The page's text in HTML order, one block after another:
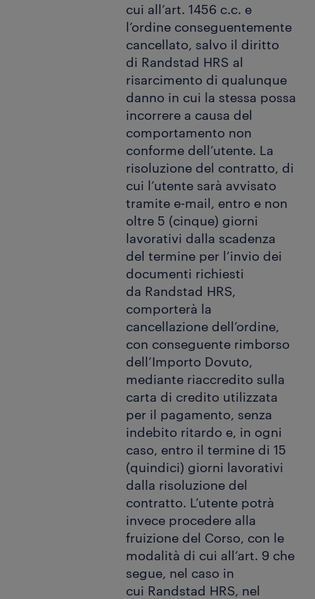
cui all’art. 1456 c.c. e
l’ordine conseguentemente
cancellato, salvo il diritto
di Randstad HRS al
risarcimento di qualunque
danno in cui la stessa possa
incorrere a causa del
comportamento non
conforme dell’utente. La
risoluzione del contratto, di
cui l’utente sarà avvisato
tramite e-mail, entro e non
oltre 5 (cinque) giorni
lavorativi dalla scadenza
del termine per l’invio dei
documenti richiesti
da Randstad HRS,
comporterà la
cancellazione dell’ordine,
con conseguente rimborso
dell’Importo Dovuto,
mediante riaccredito sulla
carta di credito utilizzata
per il pagamento, senza
indebito ritardo e, in ogni
caso, entro il termine di 15
(quindici) giorni lavorativi
dalla risoluzione del
contratto. L’utente potrà
invece procedere alla
fruizione del Corso, con le
modalità di cui all’art. 9 che
segue, nel caso in
cui Randstad HRS, nel